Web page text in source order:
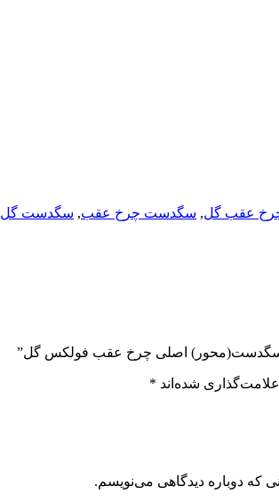
عقب گل, سگدست چرخ عقب, سگدست گل
“سگدست(محور) اصلی چرخ عقب فولکس گل”
شده‌اند *
که دوباره دیدگاهی می‌نویسم.